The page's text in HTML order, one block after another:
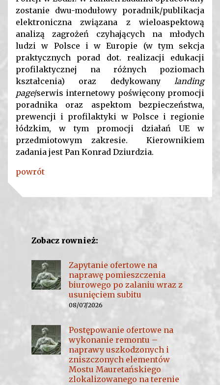
zostanie dwu-modułowy poradnik/publikacja
elektroniczna związana z wieloaspektową
analizą zagrożeń czyhających na młodych
ludzi w Polsce i w Europie (w tym sekcja
praktycznych porad dot. realizacji edukacji
profilaktycznej na różnych poziomach
kształcenia) oraz dedykowany landing
page/serwis internetowy poświęcony promocji
poradnika oraz aspektom bezpieczeństwa,
prewencji i profilaktyki w Polsce i regionie
łódzkim, w tym promocji działań UE w
przedmiotowym zakresie. Kierownikiem
zadania jest Pan Konrad Dziurdzia.
powrót
Zobacz rownież:
Zapytanie ofertowe na
naprawę pomieszczenia
biurowego po zalaniu wraz z
usunięciem subitu
08/07/2026
Postępowanie ofertowe na
wykonanie remontu –
naprawy uszkodzonych i
zniszczonych elementów
Mostu Mauretańskiego
zlokalizowanego na terenie